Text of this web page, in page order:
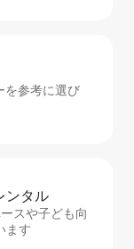
を参考に選び
ン⁠タ⁠ル
スや子ども向
ます